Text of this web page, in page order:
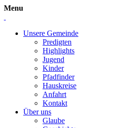
Menu
Unsere Gemeinde
Predigten
Highlights
Jugend
Kinder
Pfadfinder
Hauskreise
Anfahrt
Kontakt
Über uns
Glaube